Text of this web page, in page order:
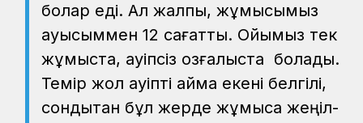
болар еді. Ал жалпы, жұмысымыз
ауысыммен 12 сағаттық. Ойымыз тек
жұмыста, қауіпсіз қозғалыста болады.
Темір жол қауіпті аймақ екені белгілі,
сондықтан бұл жерде жұмысқа жеңіл-